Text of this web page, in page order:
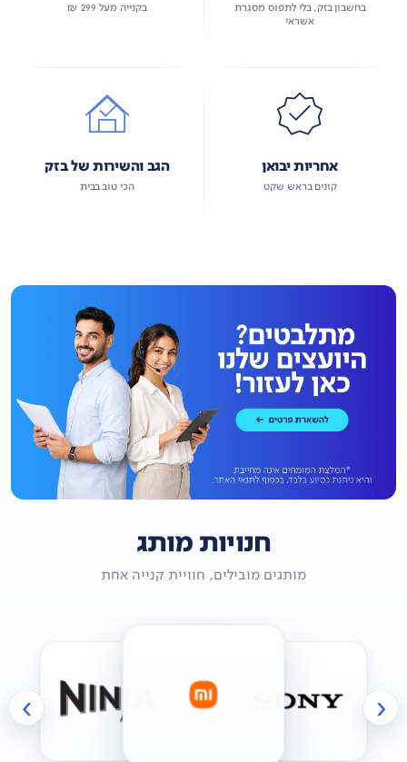
בחשבון בזק, בלי לתפוס מסגרת
אשראי
בקנייה מעל 299 ₪
אחריות יבואן
קונים בראש שקט
הגב והשירות של בזק
הכי טוב בבית
חנויות מותג
מותגים מובילים, חוויית קנייה אחת
‹
›